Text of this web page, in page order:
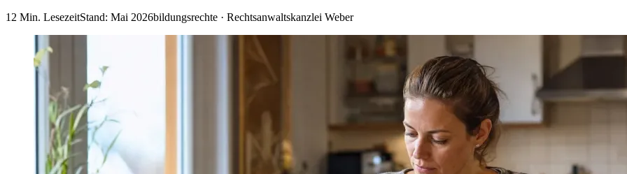
12 Min. LesezeitStand: Mai 2026bildungsrechte · Rechtsanwaltskanzlei Weber